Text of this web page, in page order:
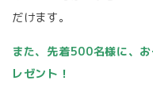
だけます。
また、先着500名様に、
レゼント！